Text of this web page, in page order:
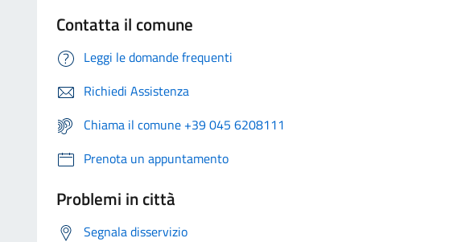
Contatta il comune
Leggi le domande frequenti
Richiedi Assistenza
Chiama il comune +39 045 6208111
Prenota un appuntamento
Problemi in città
Segnala disservizio